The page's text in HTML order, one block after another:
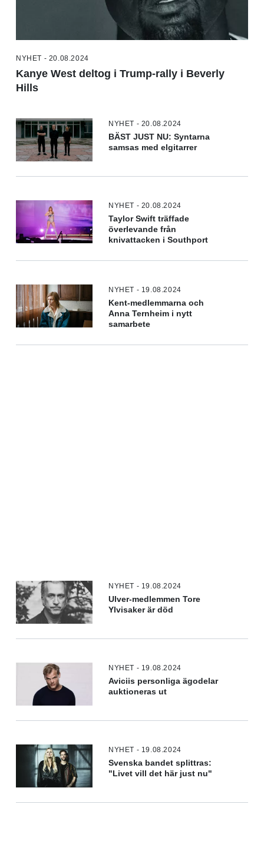
NYHET - 20.08.2024
Kanye West deltog i Trump-rally i Beverly
Hills
NYHET - 20.08.2024
BÄST JUST NU: Syntarna
samsas med elgitarrer
NYHET - 20.08.2024
Taylor Swift träffade
överlevande från
knivattacken i Southport
NYHET - 19.08.2024
Kent-medlemmarna och
Anna Ternheim i nytt
samarbete
NYHET - 19.08.2024
Ulver-medlemmen Tore
Ylvisaker är död
NYHET - 19.08.2024
Aviciis personliga ägodelar
auktioneras ut
NYHET - 19.08.2024
Svenska bandet splittras:
"Livet vill det här just nu"